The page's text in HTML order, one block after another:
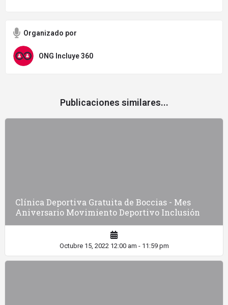
Organizado por
ONG Incluye 360
Publicaciones similares...
Clínica Deportiva Gratuita de Boccias - Mes
Aniversario Movimiento Deportivo Inclusión
Octubre 15, 2022 12:00 am - 11:59 pm